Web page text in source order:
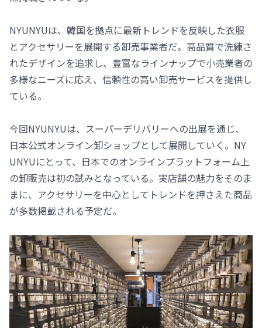
NYUNYUは、韓国を拠点に最新トレンドを反映した衣服
とアクセサリーを展開する卸売事業者だ。高品質で洗練さ
れたデザインを追求し、豊富なラインナップで小売業者の
多様なニーズに応え、信頼性の高い卸売サービスを提供し
ている。
今回NYUNYUは、スーパーデリバリーへの出展を通じ、
日本公式オンライン卸ショップとして展開していく。NY
UNYUにとって、日本でのオンラインプラットフォーム上
の卸販売は初の試みとなっている。実店舗の魅力をそのま
まに、アクセサリーを中心としてトレンドを押さえた商品
が多数掲載される予定だ。